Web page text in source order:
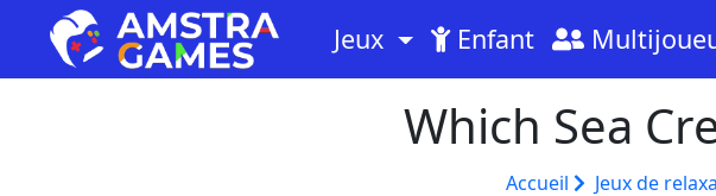
Jeux Enfant
Which Sea
Accueil Jeux de